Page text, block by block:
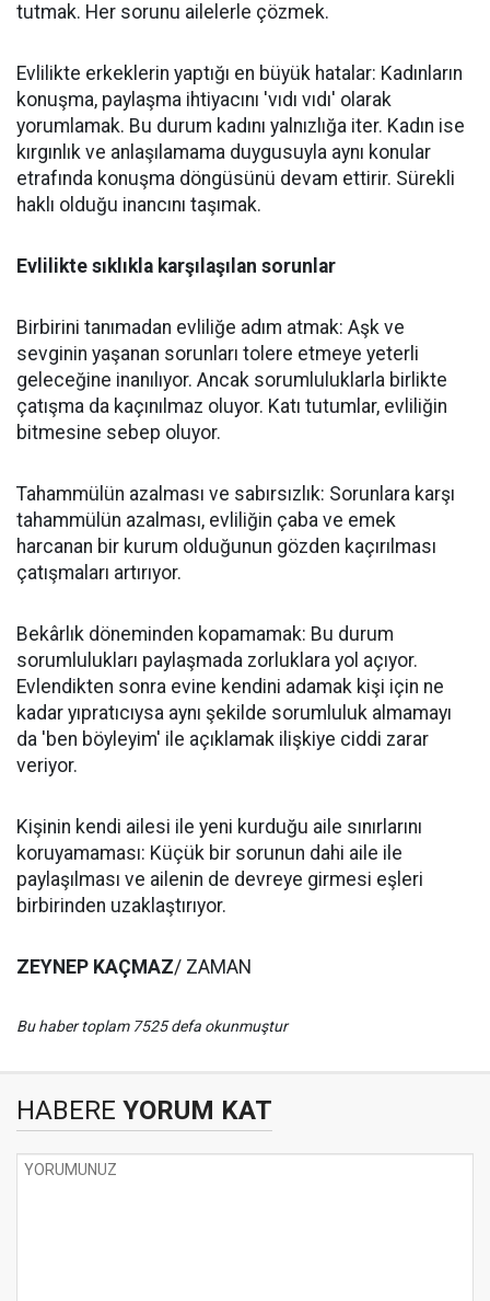
tutmak. Her sorunu ailelerle çözmek.
Evlilikte erkeklerin yaptığı en büyük hatalar: Kadınların
konuşma, paylaşma ihtiyacını 'vıdı vıdı' olarak
yorumlamak. Bu durum kadını yalnızlığa iter. Kadın ise
kırgınlık ve anlaşılamama duygusuyla aynı konular
etrafında konuşma döngüsünü devam ettirir. Sürekli
haklı olduğu inancını taşımak.
Evlilikte sıklıkla karşılaşılan sorunlar
Birbirini tanımadan evliliğe adım atmak: Aşk ve
sevginin yaşanan sorunları tolere etmeye yeterli
geleceğine inanılıyor. Ancak sorumluluklarla birlikte
çatışma da kaçınılmaz oluyor. Katı tutumlar, evliliğin
bitmesine sebep oluyor.
Tahammülün azalması ve sabırsızlık: Sorunlara karşı
tahammülün azalması, evliliğin çaba ve emek
harcanan bir kurum olduğunun gözden kaçırılması
çatışmaları artırıyor.
Bekârlık döneminden kopamamak: Bu durum
sorumlulukları paylaşmada zorluklara yol açıyor.
Evlendikten sonra evine kendini adamak kişi için ne
kadar yıpratıcıysa aynı şekilde sorumluluk almamayı
da 'ben böyleyim' ile açıklamak ilişkiye ciddi zarar
veriyor.
Kişinin kendi ailesi ile yeni kurduğu aile sınırlarını
koruyamaması: Küçük bir sorunun dahi aile ile
paylaşılması ve ailenin de devreye girmesi eşleri
birbirinden uzaklaştırıyor.
ZEYNEP KAÇMAZ/ ZAMAN
Bu haber toplam 7525 defa okunmuştur
HABERE YORUM KAT